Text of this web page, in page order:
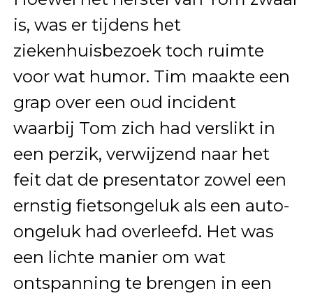
is, was er tijdens het
ziekenhuisbezoek toch ruimte
voor wat humor. Tim maakte een
grap over een oud incident
waarbij Tom zich had verslikt in
een perzik, verwijzend naar het
feit dat de presentator zowel een
ernstig fietsongeluk als een auto-
ongeluk had overleefd. Het was
een lichte manier om wat
ontspanning te brengen in een